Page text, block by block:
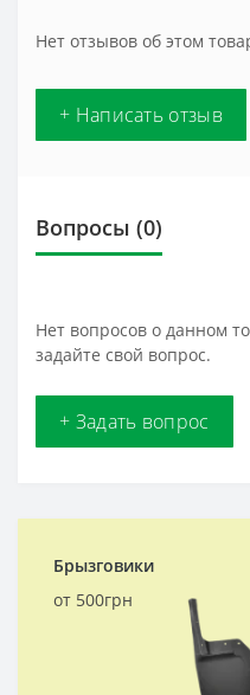
Нет отзывов об этом
+ Написать отзыв
Вопросы (0)
Нет вопросов о данном
задайте свой вопрос.
+ Задать вопрос
Брызговики
от 500грн